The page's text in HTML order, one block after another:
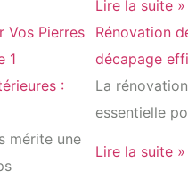
Lire la suite »
:
mérite une
Rénovation
décapage
La
essentielle
Lire la suite »